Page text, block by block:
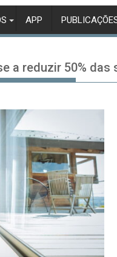
APP
a reduzir 50% das